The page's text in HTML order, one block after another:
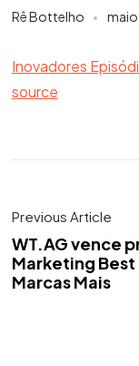
Rê Bottelho
Inovadores
source
Previous Article
WT.AG vence
Marketing
Marcas Mais